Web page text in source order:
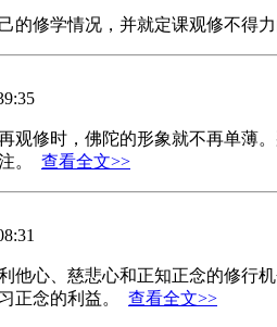
的修学情况，并就定课观修不得
观修时，佛陀的形象就不再单薄
。 查看全文>>
他心、慈悲心和正知正念的修行
正念的利益。 查看全文>>